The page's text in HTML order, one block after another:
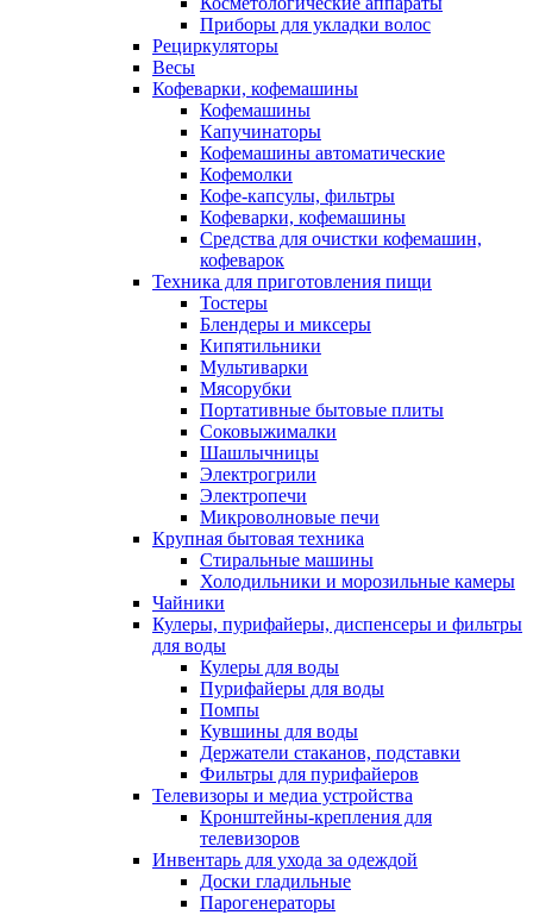
Приборы для укладки волос
Рециркуляторы
Весы
Кофеварки, кофемашины
Кофемашины
Капучинаторы
Кофемашины автоматические
Кофемолки
Кофе-капсулы, фильтры
Кофеварки, кофемашины
Средства для очистки кофемашин,
кофеварок
Техника для приготовления пищи
Тостеры
Блендеры и миксеры
Кипятильники
Мультиварки
Мясорубки
Портативные бытовые плиты
Соковыжималки
Шашлычницы
Электрогрили
Электропечи
Микроволновые печи
Крупная бытовая техника
Стиральные машины
Холодильники и морозильные камеры
Чайники
Кулеры, пурифайеры, диспенсеры и фильтры
для воды
Кулеры для воды
Пурифайеры для воды
Помпы
Кувшины для воды
Держатели стаканов, подставки
Фильтры для пурифайеров
Телевизоры и медиа устройства
Кронштейны-крепления для
телевизоров
Инвентарь для ухода за одеждой
Доски гладильные
Парогенераторы